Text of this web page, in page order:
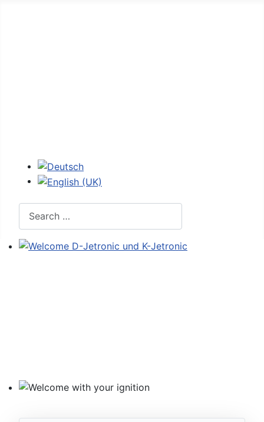
Select your language